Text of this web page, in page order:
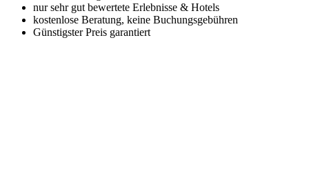
nur sehr gut bewertete Erlebnisse & Hotels
kostenlose Beratung, keine Buchungsgebühren
Günstigster Preis garantiert